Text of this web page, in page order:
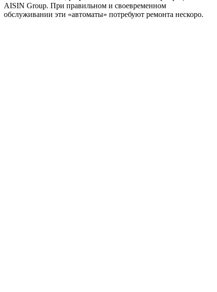
AISIN Group. При правильном и своевременном
обслуживании эти «автоматы» потребуют ремонта нескоро.